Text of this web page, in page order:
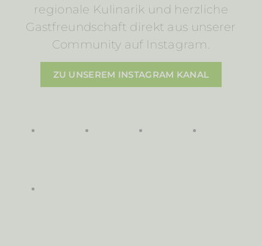
regionale Kulinarik und herzliche
Gastfreundschaft direkt aus unserer
Community auf Instagram.
ZU UNSEREM INSTAGRAM KANAL